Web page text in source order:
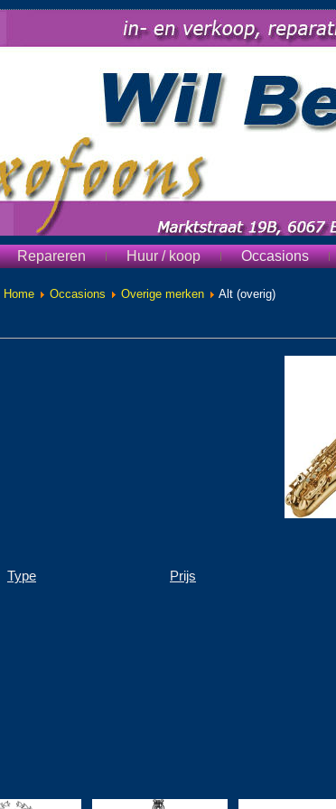
Repareren Huur / koop Occasions
Home Occasions Overige merken Alt (overig)
Type Prijs